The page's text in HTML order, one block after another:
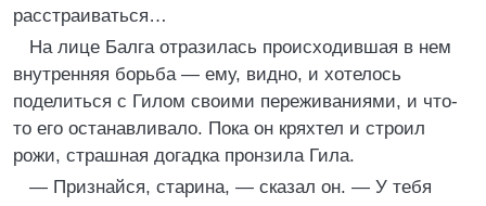
расстраиваться…
На лице Балга отразилась происходившая в нем
внутренняя борьба — ему, видно, и хотелось
поделиться с Гилом своими переживаниями, и что-
то его останавливало. Пока он кряхтел и строил
рожи, страшная догадка пронзила Гила.
— Признайся, старина, — сказал он. — У тебя